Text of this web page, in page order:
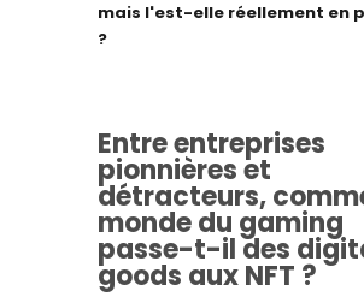
mais l'est-elle réellement en
?
Entre entreprises
pionnières et
détracteurs,
monde du gaming
passe-t-il des
goods aux NFT ?